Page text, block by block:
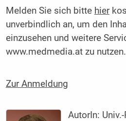
Melden Sie sich bitte hier
unverbindlich an, um den
einzusehen und weitere
www.medmedia.at zu nutzen.
Zur Anmeldung
AutorIn: